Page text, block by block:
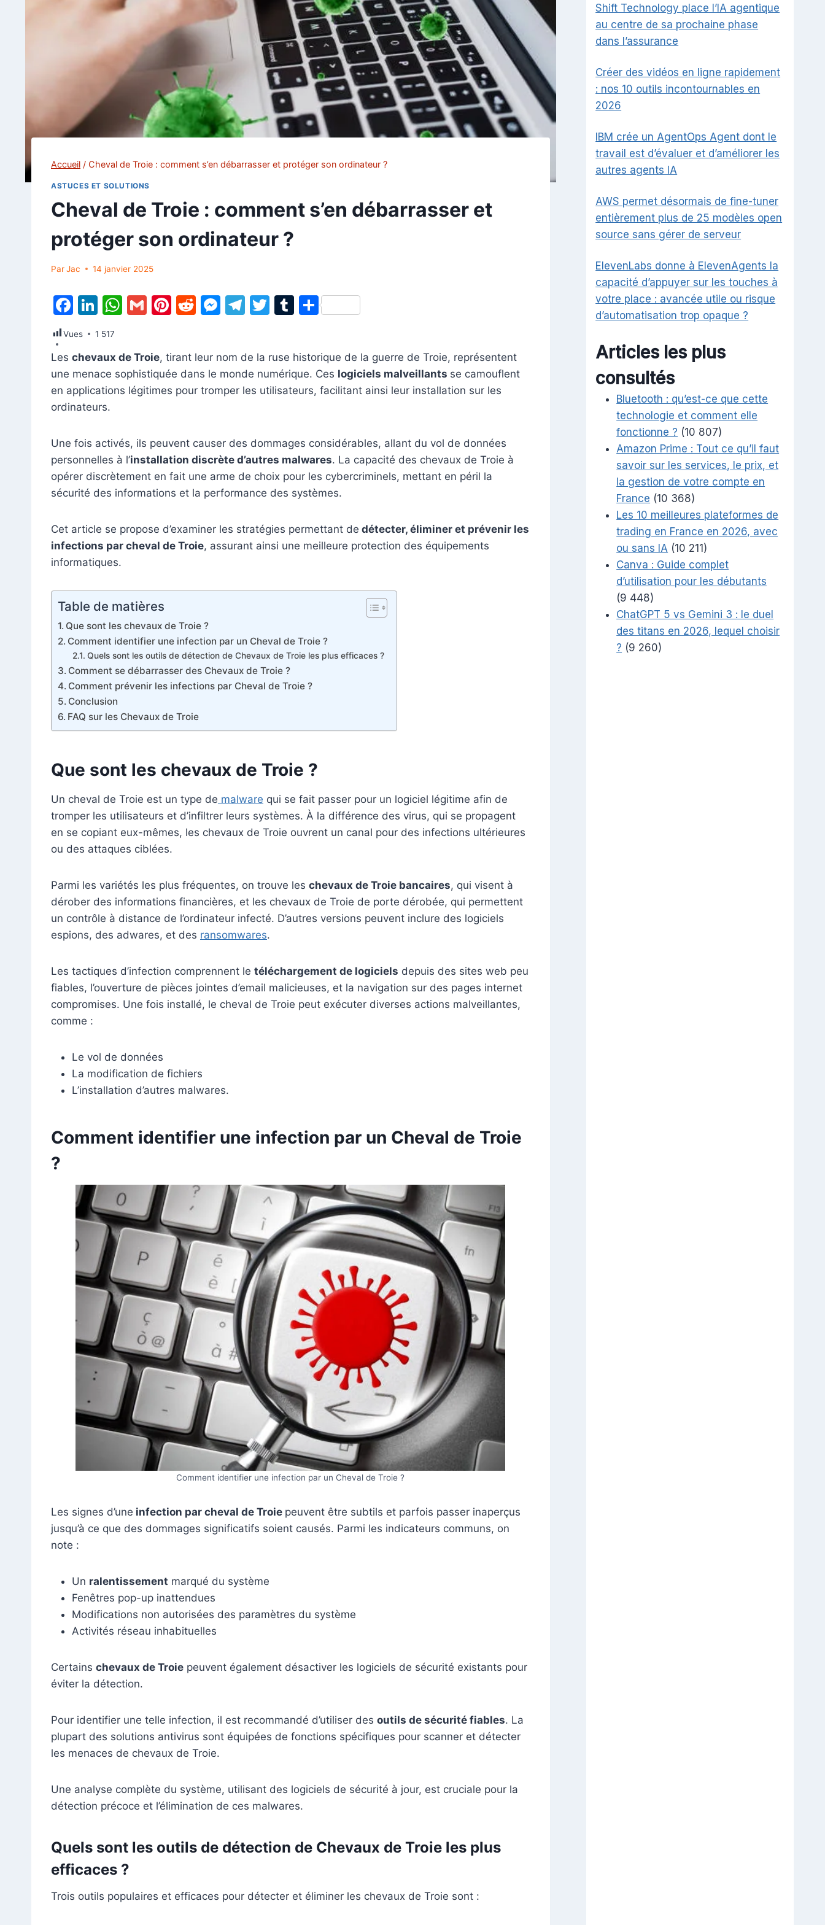
Accueil / Cheval de Troie : comment s’en débarrasser et protéger son ordinateur ?
ASTUCES ET SOLUTIONS
Cheval de Troie : comment s’en débarrasser et
protéger son ordinateur ?
ParJac 14 janvier 2025
F
c
e
b
o
k
Li
n
k
e
dI
n
W
s
A
p
G
l
Pi
e
st
R
di
t
M
s
e
n
er
T
gr
a
m
T
er
T
bl
r
P
g
er
Vues 1 517
Les chevaux de Troie, tirant leur nom de la ruse historique de la guerre de Troie, représentent
une menace sophistiquée dans le monde numérique. Ces logiciels malveillants se camouflent
en applications légitimes pour tromper les utilisateurs, facilitant ainsi leur installation sur les
ordinateurs.
Une fois activés, ils peuvent causer des dommages considérables, allant du vol de données
personnelles à l’installation discrète d’autres malwares. La capacité des chevaux de Troie à
opérer discrètement en fait une arme de choix pour les cybercriminels, mettant en péril la
sécurité des informations et la performance des systèmes.
Cet article se propose d’examiner les stratégies permettant de détecter, éliminer et prévenir les
infections par cheval de Troie, assurant ainsi une meilleure protection des équipements
informatiques.
Table de matières
Que sont les chevaux de Troie ?
Comment identifier une infection par un Cheval de Troie ?
Quels sont les outils de détection de Chevaux de Troie les plus efficaces ?
Comment se débarrasser des Chevaux de Troie ?
Comment prévenir les infections par Cheval de Troie ?
Conclusion
FAQ sur les Chevaux de Troie
Que sont les chevaux de Troie ?
Un cheval de Troie est un type de malware qui se fait passer pour un logiciel légitime afin de
tromper les utilisateurs et d’infiltrer leurs systèmes. À la différence des virus, qui se propagent
en se copiant eux-mêmes, les chevaux de Troie ouvrent un canal pour des infections ultérieures
ou des attaques ciblées.
Parmi les variétés les plus fréquentes, on trouve les chevaux de Troie bancaires, qui visent à
dérober des informations financières, et les chevaux de Troie de porte dérobée, qui permettent
un contrôle à distance de l’ordinateur infecté. D’autres versions peuvent inclure des logiciels
espions, des adwares, et des ransomwares.
Les tactiques d’infection comprennent le téléchargement de logiciels depuis des sites web peu
fiables, l’ouverture de pièces jointes d’email malicieuses, et la navigation sur des pages internet
compromises. Une fois installé, le cheval de Troie peut exécuter diverses actions malveillantes,
comme :
Le vol de données
La modification de fichiers
L’installation d’autres malwares.
Comment identifier une infection par un Cheval de Troie
?
Comment identifier une infection par un Cheval de Troie ?
Les signes d’une infection par cheval de Troie peuvent être subtils et parfois passer inaperçus
jusqu’à ce que des dommages significatifs soient causés. Parmi les indicateurs communs, on
note :
Un ralentissement marqué du système
Fenêtres pop-up inattendues
Modifications non autorisées des paramètres du système
Activités réseau inhabituelles
Certains chevaux de Troie peuvent également désactiver les logiciels de sécurité existants pour
éviter la détection.
Pour identifier une telle infection, il est recommandé d’utiliser des outils de sécurité fiables. La
plupart des solutions antivirus sont équipées de fonctions spécifiques pour scanner et détecter
les menaces de chevaux de Troie.
Une analyse complète du système, utilisant des logiciels de sécurité à jour, est cruciale pour la
détection précoce et l’élimination de ces malwares.
Quels sont les outils de détection de Chevaux de Troie les plus
efficaces ?
Trois outils populaires et efficaces pour détecter et éliminer les chevaux de Troie sont :
Shift Technology place l’IA agentique
au centre de sa prochaine phase
dans l’assurance
Créer des vidéos en ligne rapidement
: nos 10 outils incontournables en
2026
IBM crée un AgentOps Agent dont le
travail est d’évaluer et d’améliorer les
autres agents IA
AWS permet désormais de fine-tuner
entièrement plus de 25 modèles open
source sans gérer de serveur
ElevenLabs donne à ElevenAgents la
capacité d’appuyer sur les touches à
votre place : avancée utile ou risque
d’automatisation trop opaque ?
Articles les plus
consultés
Bluetooth : qu’est-ce que cette
technologie et comment elle
fonctionne ? (10 807)
Amazon Prime : Tout ce qu’il faut
savoir sur les services, le prix, et
la gestion de votre compte en
France (10 368)
Les 10 meilleures plateformes de
trading en France en 2026, avec
ou sans IA (10 211)
Canva : Guide complet
d’utilisation pour les débutants
(9 448)
ChatGPT 5 vs Gemini 3 : le duel
des titans en 2026, lequel choisir
? (9 260)